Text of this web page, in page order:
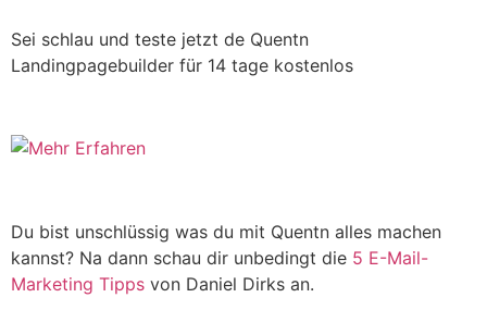
Sei schlau und teste jetzt de Quentn
Landingpagebuilder für 14 tage kostenlos
Du bist unschlüssig was du mit Quentn alles machen
kannst? Na dann schau dir unbedingt die 5 E-Mail-
Marketing Tipps von Daniel Dirks an.